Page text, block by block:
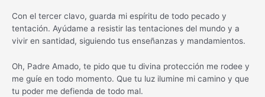
Con el tercer clavo, guarda mi espíritu de todo pecado y
tentación. Ayúdame a resistir las tentaciones del mundo y a
vivir en santidad, siguiendo tus enseñanzas y mandamientos.
Oh, Padre Amado, te pido que tu divina protección me rodee y
me guíe en todo momento. Que tu luz ilumine mi camino y que
tu poder me defienda de todo mal.